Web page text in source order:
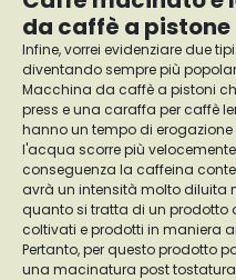
da caffè a pistone
Infine, vorrei evidenziare due
diventando sempre più
Macchina da caffè a pistoni
press e una caraffa per caffè
hanno un tempo di
l'acqua scorre più
conseguenza la caffeina
avrà un intensità molto diluita
quanto si tratta di un prodotto
coltivati e prodotti in maniera
Pertanto, per questo prodotto
una macinatura post